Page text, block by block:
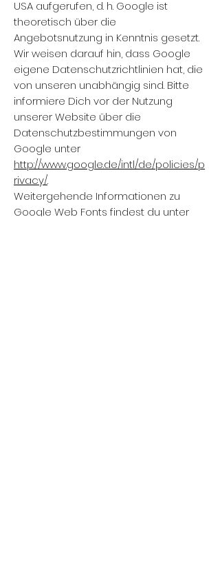
USA aufgerufen, d. h. Google ist
theoretisch über die
Angebotsnutzung in Kenntnis gesetzt.
Wir weisen darauf hin, dass Google
eigene Datenschutzrichtlinien hat, die
von unseren unabhängig sind. Bitte
informiere Dich vor der Nutzung
unserer Website über die
Datenschutzbestimmungen von
Google unter
http://www.google.de/intl/de/policies/p
rivacy/.
Weitergehende Informationen zu
Google Web Fonts findest du unter